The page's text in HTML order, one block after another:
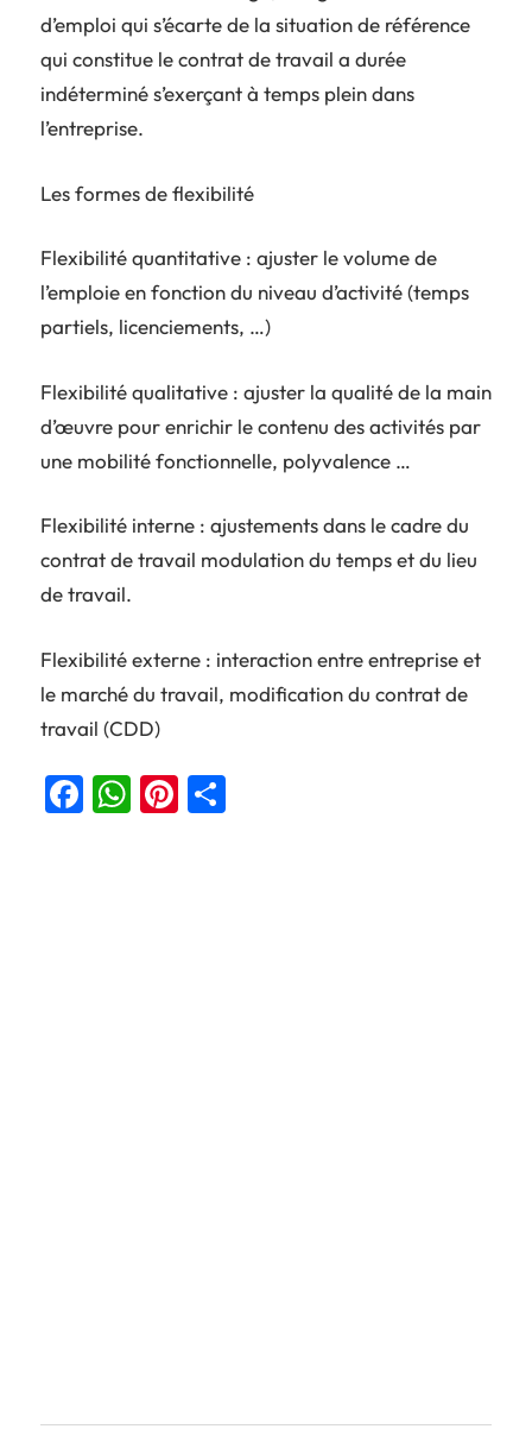
d’emploi qui s’écarte de la situation de référence
qui constitue le contrat de travail a durée
indéterminé s’exerçant à temps plein dans
l’entreprise.
Les formes de flexibilité
Flexibilité quantitative : ajuster le volume de
l’emploie en fonction du niveau d’activité (temps
partiels, licenciements, …)
Flexibilité qualitative : ajuster la qualité de la main
d’œuvre pour enrichir le contenu des activités par
une mobilité fonctionnelle, polyvalence …
Flexibilité interne : ajustements dans le cadre du
contrat de travail modulation du temps et du lieu
de travail.
Flexibilité externe : interaction entre entreprise et
le marché du travail, modification du contrat de
travail (CDD)
Facebook
WhatsApp
Pinterest